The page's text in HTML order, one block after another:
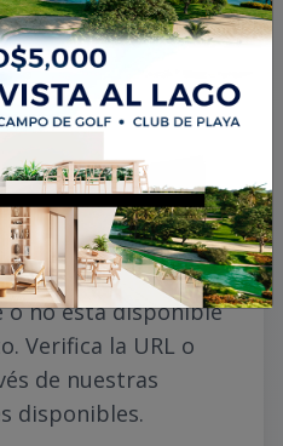
no existe
que estás
o no está disponible
Verifica la URL o
de nuestras
disponibles.